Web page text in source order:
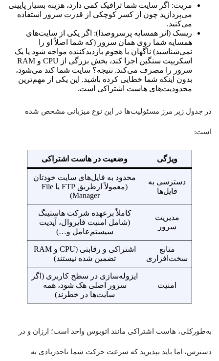
مزیت: اگر سایت شما ترافیک کمی دارد، هزینه بسیار پایینی
می‌پردازید چون از کسر کوچکی از قدرت سرور استفاده
می‌کنید.
ریسک (اثر همسایه پرسروصدا): اگر یکی از سایت‌های
همسایه شما روی همان سرور (که شما اصلاً او را
نمی‌شناسید) ناگهان با هجوم بازدیدکننده مواجه شود یا یک
اسکریپت سنگین اجرا کند، بخش بزرگی از CPU و RAM
سرور را مصرف می‌کند. نتیجه؟ سایت شما کند می‌شود،
بدون اینکه شما خطایی کرده باشید. این یکی از مهم‌ترین
محدودیت‌های هاست اشتراکی است.
در جدول زیر مرز مسئولیت‌ها در این نوع میزبانی مشخص شده
است:
ویژگی وضعیت در هاست اشتراکی
دسترسی به
فایل‌ها
محدود به فایل‌های سایت خودتان
(معمولاً ازطریق FTP یا File
Manager)
مدیریت
سرور
کاملاً برعهده شرکت هاستینگ
(شامل امنیت فایروال، آپدیت
سیستم‌عامل و…)
منابع
سخت‌افزاری
اشتراکی و رقابتی (CPU و RAM
تضمین شده نیستند)
امنیت
ایزوله‌سازی در سطح کاربری (اگر
سرور اصلی هک شود، همه
سایت‌ها در خطرند)
به‌طورکلی، هاست اشتراکی مانند اتوبوس واحد است؛ ارزان و در
دسترس، اما باید بپذیرید که سرعت حرکت شما تاحدزیادی به